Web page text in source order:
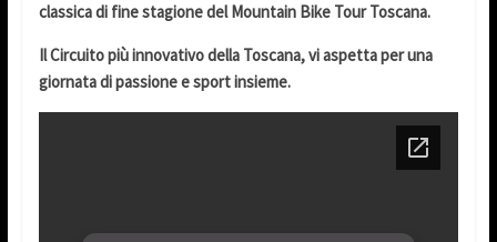
classica di fine stagione del Mountain Bike Tour Toscana.
Il Circuito più innovativo della Toscana, vi aspetta per una
giornata di passione e sport insieme.